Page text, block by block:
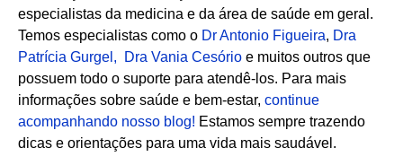
especialistas da medicina e da área de saúde em geral.
Temos especialistas como o Dr Antonio Figueira, Dra
Patrícia Gurgel,
Dra Vania Cesório e muitos outros que
possuem todo o suporte para atendê-los. Para mais
informações sobre saúde e bem-estar, continue
acompanhando nosso blog! Estamos sempre trazendo
dicas e orientações para uma vida mais saudável.